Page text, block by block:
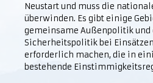
Neustart und muss die
überwinden. Es gibt einige
gemeinsame Außenpolitik
Sicherheitspolitik bei
erforderlich machen, die in
bestehende